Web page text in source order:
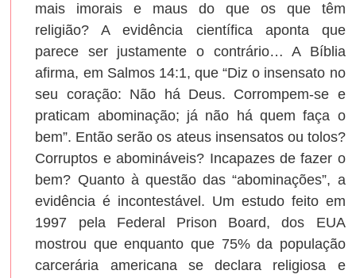
mais imorais e maus do que os que têm
religião? A evidência científica aponta que
parece ser justamente o contrário… A Bíblia
afirma, em Salmos 14:1, que “Diz o insensato no
seu coração: Não há Deus. Corrompem-se e
praticam abominação; já não há quem faça o
bem”. Então serão os ateus insensatos ou tolos?
Corruptos e abomináveis? Incapazes de fazer o
bem? Quanto à questão das “abominações”, a
evidência é incontestável. Um estudo feito em
1997 pela Federal Prison Board, dos EUA
mostrou que enquanto que 75% da população
carcerária americana se declara religiosa e